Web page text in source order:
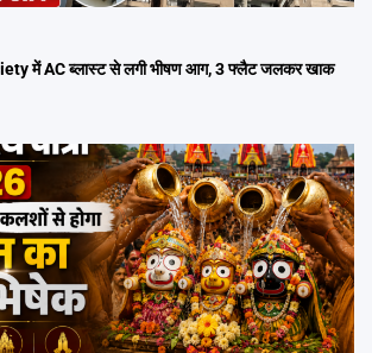
में AC ब्लास्ट से लगी भीषण आग, 3 फ्लैट जलकर खाक